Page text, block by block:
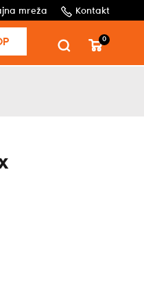
mreža Kontakt
0